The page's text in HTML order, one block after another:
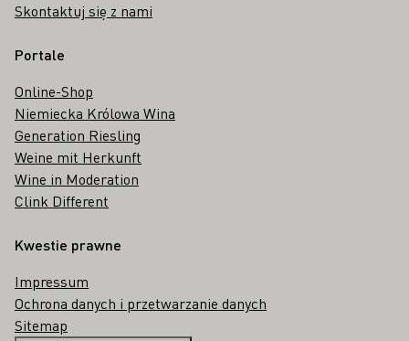
Skontaktuj się z nami
Portale
Online-Shop
Niemiecka Królowa Wina
Generation Riesling
Weine mit Herkunft
Wine in Moderation
Clink Different
Kwestie prawne
Impressum
Ochrona danych i przetwarzanie danych
Sitemap